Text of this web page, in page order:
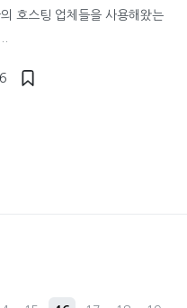
호스팅 업체들을 사용해왔는